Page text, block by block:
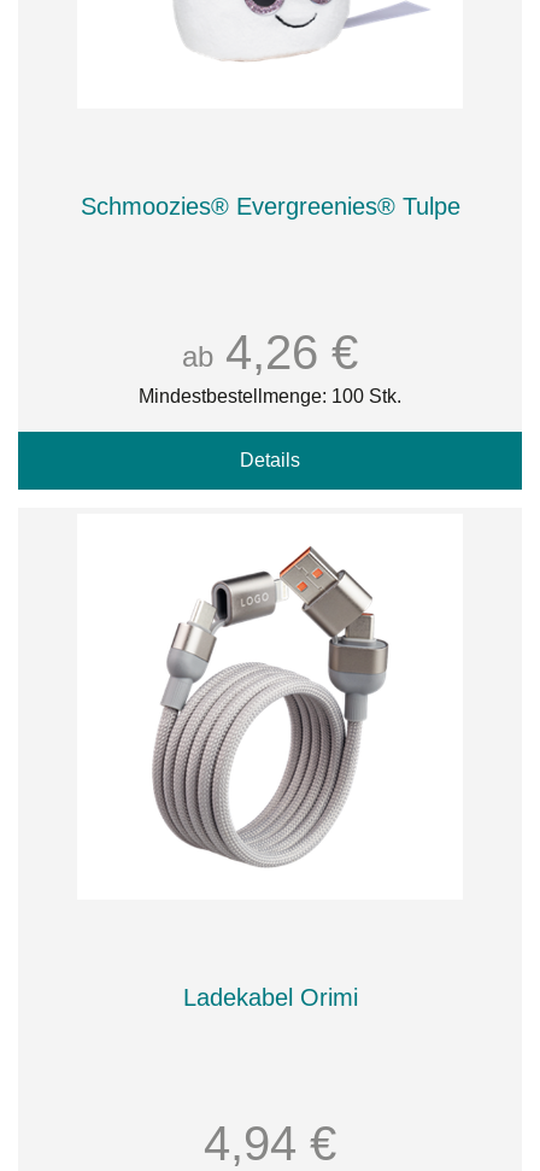
Schmoozies® Evergreenies® Tulpe
ab 4,26 €
Mindestbestellmenge: 100 Stk.
Details
Ladekabel Orimi
4,94 €